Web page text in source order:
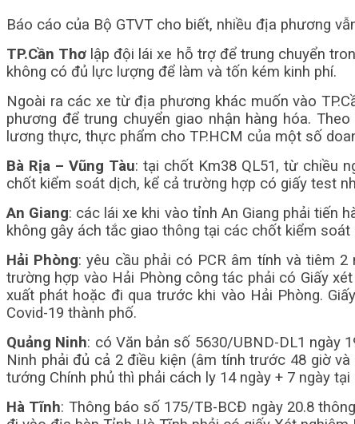
Báo cáo của Bộ GTVT cho biết, nhiều địa phương
TP.Cần Thơ lập đội lái xe hỗ trợ để trung chuyển
không có đủ lực lượng để làm và tốn kém kinh phí.
Ngoài ra các xe từ địa phương khác muốn vào
phương để trung chuyển giao nhận hàng hóa.
lương thực, thực phẩm cho TP.HCM của một số
Bà Rịa – Vũng Tàu: tại chốt Km38 QL51, từ chiều
chốt kiểm soát dịch, kể cả trường hợp có giấy test
An Giang: các lái xe khi vào tỉnh An Giang phải tiến
không gây ách tắc giao thông tại các chốt kiểm
Hải Phòng: yêu cầu phải có PCR âm tính và tiêm
trường hợp vào Hải Phòng công tác phải có Giấy
xuất phát hoặc đi qua trước khi vào Hải Phòng.
Covid-19 thành phố.
Quảng Ninh: có Văn bản số 5630/UBND-DL1 ngày
Ninh phải đủ cả 2 điều kiện (âm tính trước 48 giờ
tướng Chính phủ thì phải cách ly 14 ngày + 7 ngày tại
Hà Tĩnh: Thông báo số 175/TB-BCĐ ngày 20.8